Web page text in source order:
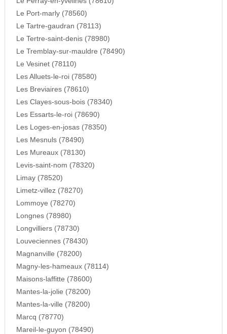
Le Port-marly (78560)
Le Tartre-gaudran (78113)
Le Tertre-saint-denis (78980)
Le Tremblay-sur-mauldre (78490)
Le Vesinet (78110)
Les Alluets-le-roi (78580)
Les Breviaires (78610)
Les Clayes-sous-bois (78340)
Les Essarts-le-roi (78690)
Les Loges-en-josas (78350)
Les Mesnuls (78490)
Les Mureaux (78130)
Levis-saint-nom (78320)
Limay (78520)
Limetz-villez (78270)
Lommoye (78270)
Longnes (78980)
Longvilliers (78730)
Louveciennes (78430)
Magnanville (78200)
Magny-les-hameaux (78114)
Maisons-laffitte (78600)
Mantes-la-jolie (78200)
Mantes-la-ville (78200)
Marcq (78770)
Mareil-le-guyon (78490)